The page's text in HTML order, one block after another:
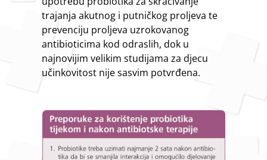
trajanja akutnog i putničkog proljeva te
prevenciju proljeva uzrokovanog
antibioticima kod odraslih, dok u
najnovijim velikim studijama za djecu
učinkovitost nije sasvim potvrđena.